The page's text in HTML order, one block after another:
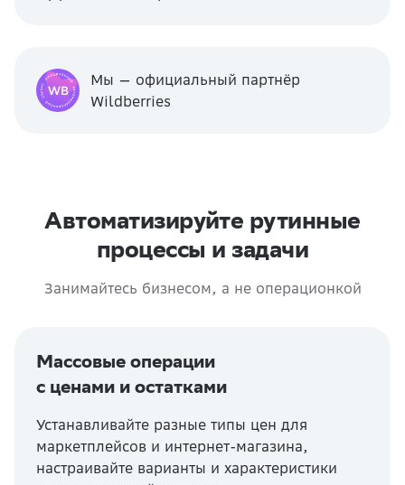
Мы — официальный партнёр
Wildberries
Автоматизируйте рутинные
процессы и задачи
Занимайтесь бизнесом, а не операционкой
Массовые операции
с ценами и остатками
Устанавливайте разные типы цен для
маркетплейсов и интернет-магазина,
настраивайте варианты и характеристики